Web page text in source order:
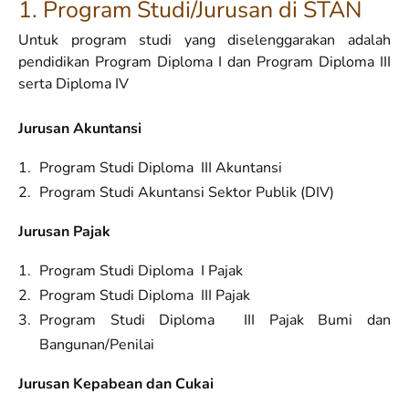
1. Program Studi/Jurusan di STAN
Untuk program studi yang diselenggarakan adalah
pendidikan Program Diploma I dan Program Diploma III
serta Diploma IV
Jurusan Akuntansi
Program Studi Diploma III Akuntansi
Program Studi Akuntansi Sektor Publik (DIV)
Jurusan Pajak
Program Studi Diploma I Pajak
Program Studi Diploma III Pajak
Program Studi Diploma III Pajak Bumi dan
Bangunan/Penilai
Jurusan Kepabean dan Cukai